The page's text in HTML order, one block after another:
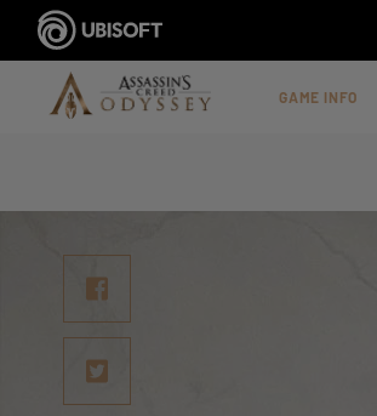
GAME INFO